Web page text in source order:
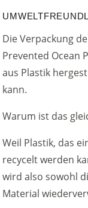
Die Verpackung
Prevented Ocean
aus Plastik
kann.
Warum ist das
Weil Plastik, das
recycelt werden
wird also sowohl
Material